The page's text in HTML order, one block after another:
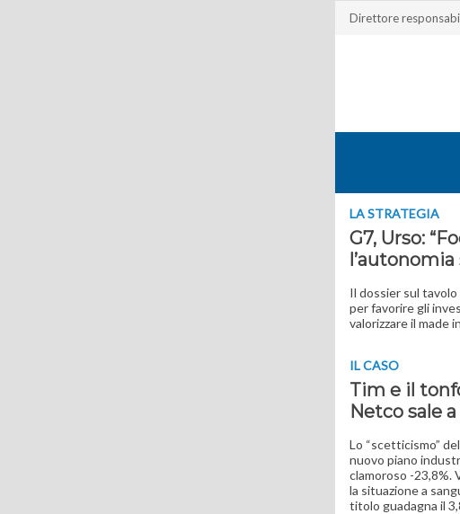
Direttore
LA STRATEGIA
G7, Urso:
Il dossier sul
per favorire gli
valorizzare il made
IL CASO
Tim e il
Netco sale
Lo “scetticismo”
nuovo piano
clamoroso -23,8%.
la situazione a
titolo guadagna il